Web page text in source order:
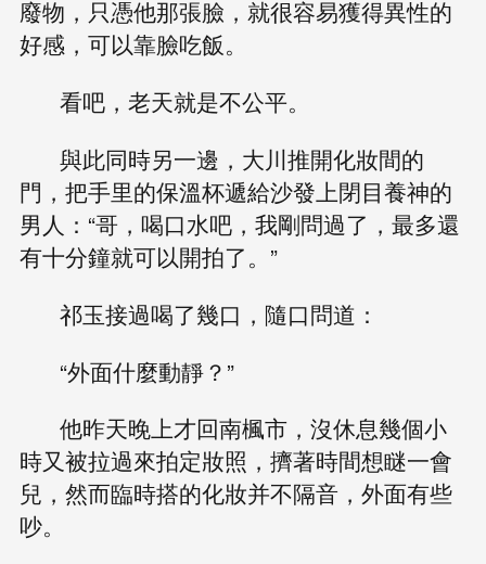
廢物，只憑他那張臉，就很容易獲得異性的
好感，可以靠臉吃飯。
看吧，老天就是不公平。
與此同時另一邊，大川推開化妝間的
門，把手里的保溫杯遞給沙發上閉目養神的
男人：“哥，喝口水吧，我剛問過了，最多還
有十分鐘就可以開拍了。”
祁玉接過喝了幾口，隨口問道：
“外面什麼動靜？”
他昨天晚上才回南楓市，沒休息幾個小
時又被拉過來拍定妝照，擠著時間想瞇一會
兒，然而臨時搭的化妝并不隔音，外面有些
吵。